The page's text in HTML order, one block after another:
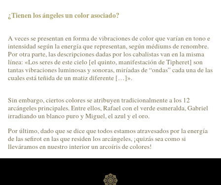
¿Tienen los ángeles un color asociado?
A veces se presentan en forma de vibraciones de color que varían en tono e
intensidad según la energía que representan, según médiums de renombre.
Por otra parte, las descripciones dadas por los cabalistas van en la misma
línea: «Los seres de este cielo [el quinto, manifestación de Tipheret] son
tantas vibraciones luminosas y sonoras, miríadas de “ondas” cada una de las
cuales está teñida de un matiz diferente […]».
Sin embargo, ciertos colores se atribuyen tradicionalmente a los 12
arcángeles principales. Entre ellos, Rafael con el verde esmeralda, Gabriel
irradiando un blanco puro y Miguel, el azul y el oro.
Por último, dado que se dice que todos estamos atravesados por la energía
de las sefirot en las que residen los arcángeles, ¡quizás sea como si
lleváramos en nuestro interior un arcoíris de colores!